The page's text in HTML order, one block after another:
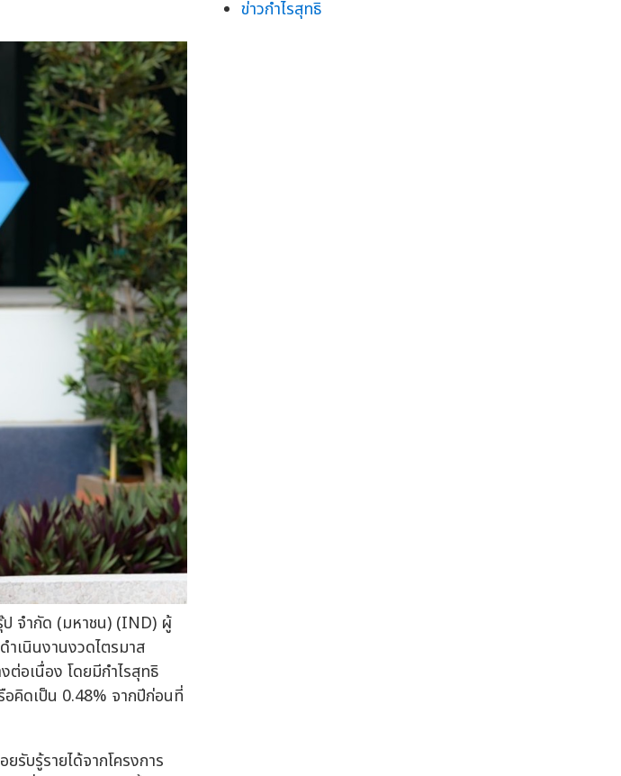
ป จำกัด (มหาชน) (IND) ผู้
เนินงานงวดไตรมาส
อเนื่อง โดยมีกำไรสุทธิ
คิดเป็น 0.48% จากปีก่อนที่
รับรู้รายได้จากโครงการ
ข่าวกำไรสุทธิ